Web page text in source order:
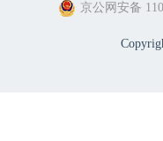
京公网安备